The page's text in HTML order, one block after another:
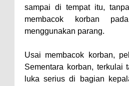
Kelautan
Pemkot
Umum
Raperda
Pimpin
sampai di tempat itu,
membacok korban
menggunakan parang.
Usai membacok korban,
Sementara korban, terkulai
luka serius di bagian